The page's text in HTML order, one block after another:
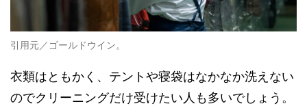
引用元／ゴールドウイン。
衣類はともかく、テントや寝袋はなかなか洗えない
のでクリーニングだけ受けたい人も多いでしょう。